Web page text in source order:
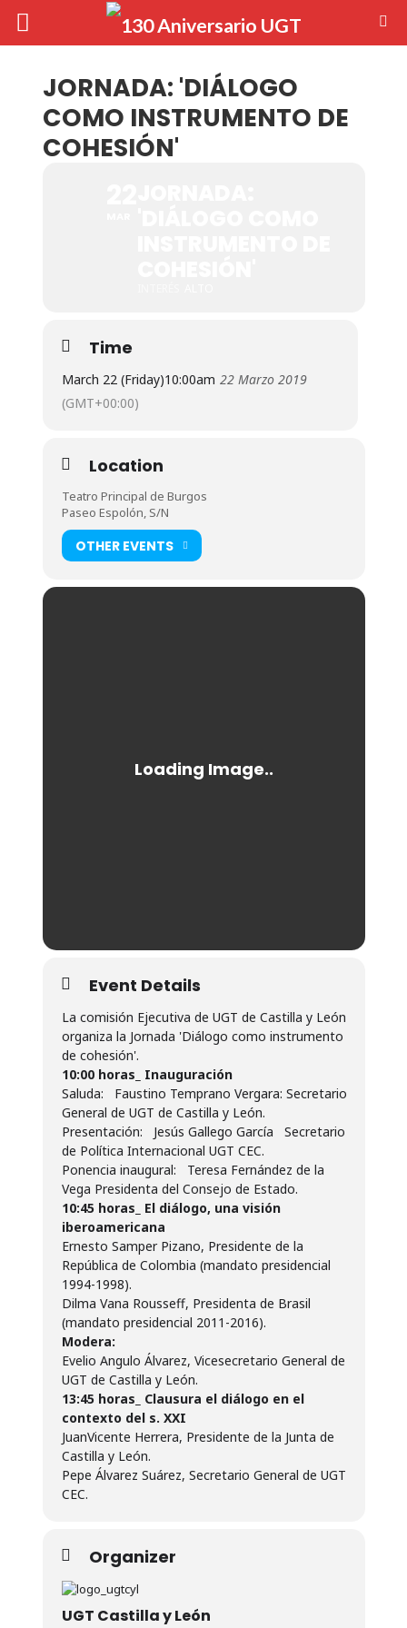
JORNADA: 'DIÁLOGO
COMO INSTRUMENTO DE
COHESIÓN'
Time
March 22 (Friday)10:00am 22 Marzo 2019
(GMT+00:00)
Location
Teatro Principal de Burgos
Paseo Espolón, S/N
OTHER EVENTS
Event Details
La comisión Ejecutiva de UGT de Castilla y León
organiza la Jornada 'Diálogo como instrumento
de cohesión'.
10:00 horas_ Inauguración
Saluda: Faustino Temprano Vergara: Secretario
General de UGT de Castilla y León.
Presentación: Jesús Gallego García Secretario
de Política Internacional UGT CEC.
Ponencia inaugural: Teresa Fernández de la
Vega Presidenta del Consejo de Estado.
10:45 horas_ El diálogo, una visión
iberoamericana
Ernesto Samper Pizano, Presidente de la
República de Colombia (mandato presidencial
1994-1998).
Dilma Vana Rousseff, Presidenta de Brasil
(mandato presidencial 2011-2016).
Modera:
Evelio Angulo Álvarez, Vicesecretario General de
UGT de Castilla y León.
13:45 horas_ Clausura el diálogo en el
contexto del s. XXI
JuanVicente Herrera, Presidente de la Junta de
Castilla y León.
Pepe Álvarez Suárez, Secretario General de UGT
CEC.
Organizer
UGT Castilla y León